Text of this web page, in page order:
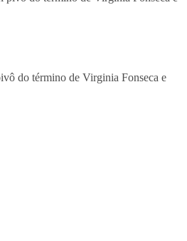
do término de Virginia Fonseca e